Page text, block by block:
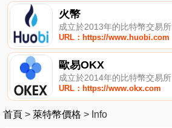
火幣
成立於2013年的比特幣交易所
URL：https://www.huobi.com
歐易OKX
成立於2014年的比特幣交易所
URL：https://www.okx.com
首頁 > 萊特幣價格 > Info